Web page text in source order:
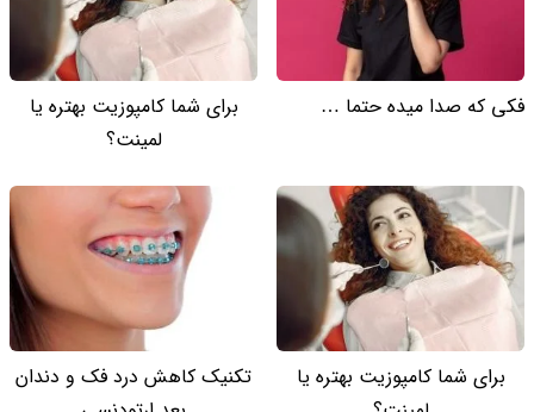
فکی که صدا میده حتما …
برای شما کامپوزیت بهتره یا
لمینت؟
برای شما کامپوزیت بهتره یا
تکنیک کاهش درد فک و دندان